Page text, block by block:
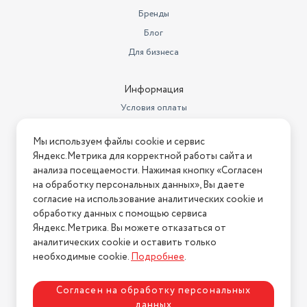
стекло
Россия
10
стаканы
Высота (мм)
10
Количество предметов
6 шт
Количество в наборе
6 шт
Хрупкость
хрупкое
Ставка НДС
Объем товара
185
Особенности посуды
ударопрочная
Бренды
Блог
Для бизнеса
Информация
Условия оплаты
Условия возврата
Нашли ошибку на сайте? Напишите нам
2026 © Интернет-магазин "АстМаркет". У нас есть всё!
Политика конфиденциальности
Мы используем файлы cookie и сервис
Яндекс.Метрика для корректной работы сайта и
анализа посещаемости. Нажимая кнопку «Согласен
на обработку персональных данных», Вы даете
согласие на использование аналитических cookie и
обработку данных с помощью сервиса
Яндекс.Метрика. Вы можете отказаться от
аналитических cookie и оставить только
необходимые cookie.Подробнее.
Согласен на обработку персональных